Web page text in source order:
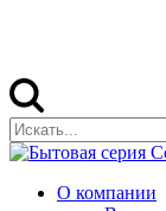
О компании